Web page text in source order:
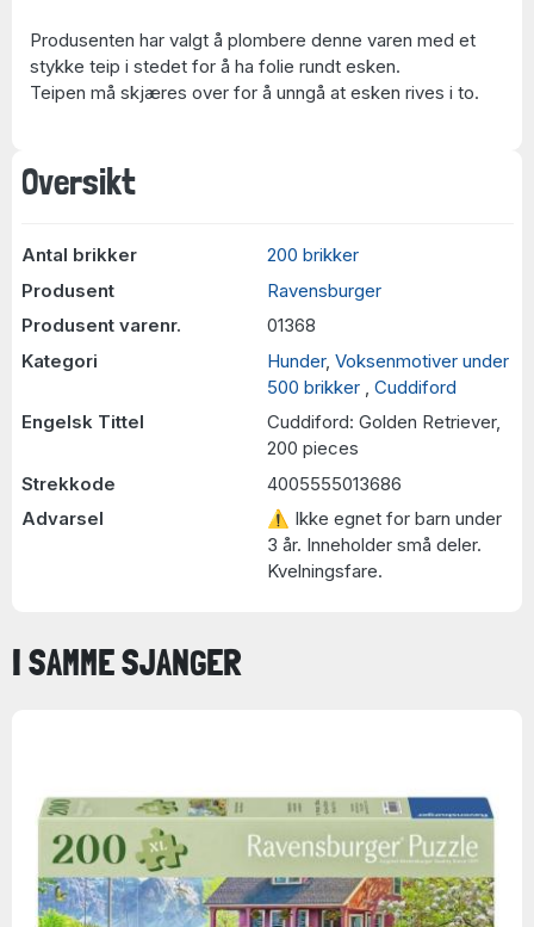
Oversikt
Antal brikker
200 brikker
Produsent
Ravensburger
Produsent varenr.
01368
Kategori
Hunder, Voksenmotiver under
500 brikker
Cuddiford
Engelsk Tittel
Cuddiford: Golden Retriever,
200 pieces
Strekkode
4005555013686
Advarsel
⚠ Ikke egnet for barn under
3 år. Inneholder små deler.
Kvelningsfare.
Produsenten har valgt å plombere denne varen med et
stykke teip i stedet for å ha folie rundt esken.
Teipen må skjæres over for å unngå at esken rives i to.
I SAMME SJANGER